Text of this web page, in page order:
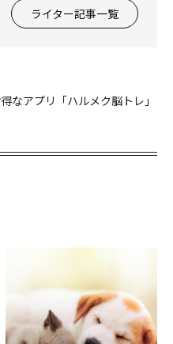
ライター記事一覧
なアプリ「ハルメク脳トレ」